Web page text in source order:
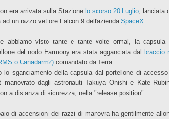
era arrivata sulla Stazione lo scorso 20 Luglio , lanciata
ad un razzo vettore Falcon 9 dell'azienda SpaceX
abbiamo visto tante e tante volte ormai, la capsula
del nodo Harmony era stata agganciata dal braccio
o Canadarm2) comandato da Terra.
lo sganciamento della capsula dal portellone di
manovrato dagli astronauti Takuya Onishi e Kate
a distanza di sicurezza, nella "release position".
di accensioni dei razzi di manovra ha gentilmente